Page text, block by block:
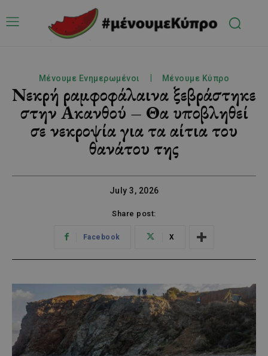
Μένουμε Ενημερωμένοι Μένουμε Κύπρο
Νεκρή ραμφοφάλαινα ξεβράστηκε
στην Ακανθού – Θα υποβληθεί
σε νεκροψία για τα αίτια του
θανάτου της
July 3, 2026
Share post:
Facebook X